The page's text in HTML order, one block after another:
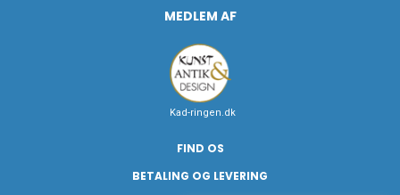
MEDLEM AF
Kad-ringen.dk
FIND OS
BETALING OG LEVERING